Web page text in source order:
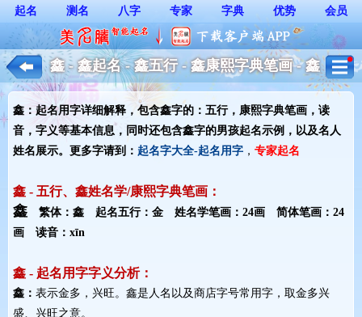
起名 测名 八字 专家 字典 优势 会员
鑫 - 鑫起名 - 鑫五行 - 鑫康熙字典笔画 - 鑫
起名用字解释 - 男孩起名
鑫：起名用字详细解释，包含鑫字的：五行，康熙字典笔画，读
音，字义等基本信息，同时还包含鑫字的男孩起名示例，以及名人
姓名展示。更多字请到： 起名字大全-起名用字 ， 专家起名
鑫 - 五行、鑫姓名学/康熙字典笔画：
鑫 繁体：鑫 起名五行：金 姓名学笔画：24画 简体笔画：24
画 读音：xīn
鑫 - 起名用字字义分析：
鑫： 表示金多，兴旺。鑫是人名以及商店字号常用字，取金多兴
盛、兴旺之意。